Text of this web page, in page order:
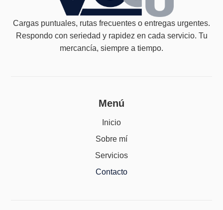
Cargas puntuales, rutas frecuentes o entregas urgentes.
Respondo con seriedad y rapidez en cada servicio. Tu
mercancía, siempre a tiempo.
Menú
Inicio
Sobre mí
Servicios
Contacto